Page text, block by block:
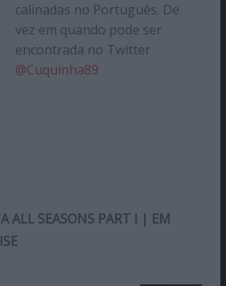
calinadas no Português. De
vez em quando pode ser
encontrada no Twitter
@Cuquinha89
ALL SEASONS PART I | EM